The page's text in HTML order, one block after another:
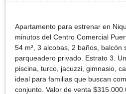
Apartamento para estrenar en
minutos del Centro Comercial
54 m², 3 alcobas, 2 baños, balcón
parqueadero privado. Estrato 3.
piscina, turco, jacuzzi, gimnasio,
ideal para familias que buscan
conjunto. Valor de venta